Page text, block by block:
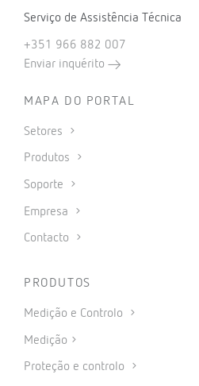
Serviço de Assistência Técnica
+351 966 882 007
Enviar inquérito
MAPA DO PORTAL
Setores
Produtos
Soporte
Empresa
Contacto
PRODUTOS
Medição e Controlo
Medição
Proteção e controlo